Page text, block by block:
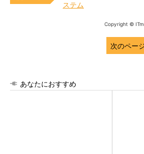
ステム
Copyright ©
次のペー
あなたにおすすめ